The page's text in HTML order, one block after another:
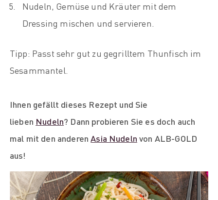
Nudeln, Gemüse und Kräuter mit dem
Dressing mischen und servieren.
Tipp: Passt sehr gut zu gegrilltem Thunfisch im
Sesammantel.
Ihnen gefällt dieses Rezept und Sie
lieben Nudeln? Dann probieren Sie es doch auch
mal mit den anderenAsia Nudeln von ALB-GOLD
aus!